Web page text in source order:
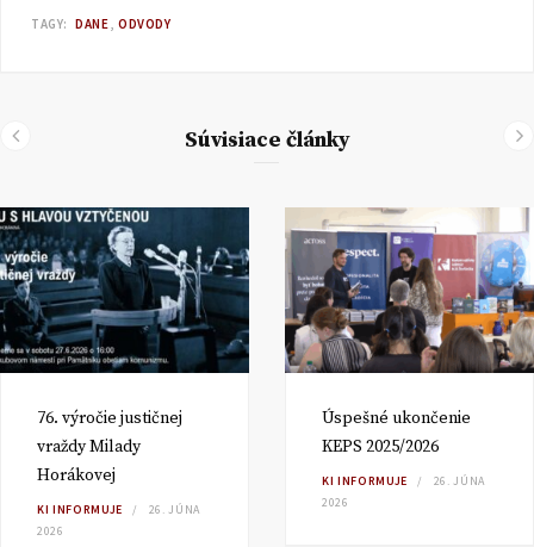
TAGY: DANE ODVODY
Súvisiace články
76. výročie justičnej
vraždy Milady
Horákovej
KI INFORMUJE
26. JÚNA
2026
Úspešné ukončenie
KEPS 2025/2026
KI INFORMUJE
26. JÚNA
2026